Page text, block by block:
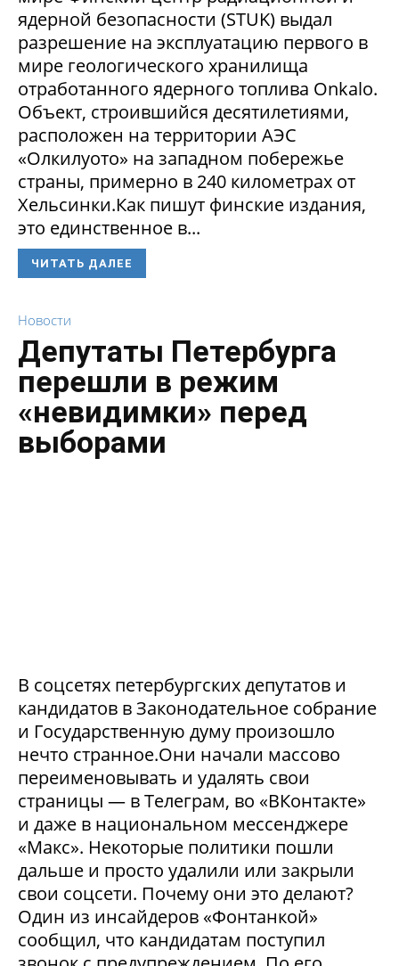
ядерной безопасности (STUK) выдал
разрешение на эксплуатацию первого в
мире геологического хранилища
отработанного ядерного топлива Onkalo.
Объект, строившийся десятилетиями,
расположен на территории АЭС
«Олкилуото» на западном побережье
страны, примерно в 240 километрах от
Хельсинки.Как пишут финские издания,
это единственное в...
ЧИТАТЬ ДАЛЕЕ
Новости
Депутаты Петербурга
перешли в режим
«невидимки» перед
выборами
В соцсетях петербургских депутатов и
кандидатов в Законодательное собрание
и Государственную думу произошло
нечто странное.Они начали массово
переименовывать и удалять свои
страницы — в Телеграм, во «ВКонтакте»
и даже в национальном мессенджере
«Макс». Некоторые политики пошли
дальше и просто удалили или закрыли
свои соцсети. Почему они это делают?
Один из инсайдеров «Фонтанкой»
сообщил, что кандидатам поступил